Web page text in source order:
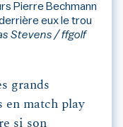
Pierre Bechmann
eux le trou
Stevens / ffgolf
grands
en match play
si son